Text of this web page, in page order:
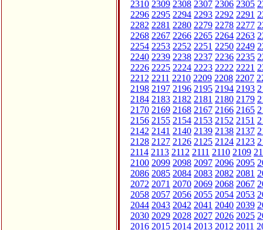
2310 2309 2308 2307 2306 2305
2296 2295 2294 2293 2292 2291
2282 2281 2280 2279 2278 2277
2268 2267 2266 2265 2264 2263
2254 2253 2252 2251 2250 2249
2240 2239 2238 2237 2236 2235
2226 2225 2224 2223 2222 2221
2212 2211 2210 2209 2208 2207
2198 2197 2196 2195 2194 2193
2184 2183 2182 2181 2180 2179
2170 2169 2168 2167 2166 2165
2156 2155 2154 2153 2152 2151
2142 2141 2140 2139 2138 2137
2128 2127 2126 2125 2124 2123
2114 2113 2112 2111 2110 2109
2100 2099 2098 2097 2096 2095
2086 2085 2084 2083 2082 2081
2072 2071 2070 2069 2068 2067
2058 2057 2056 2055 2054 2053
2044 2043 2042 2041 2040 2039
2030 2029 2028 2027 2026 2025
2016 2015 2014 2013 2012 2011